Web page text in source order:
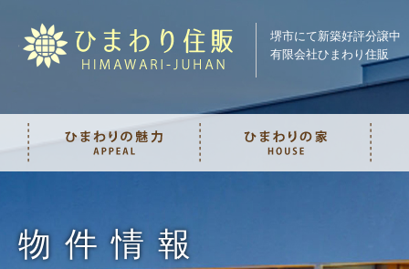
堺市にて新築好評分譲中
有限会社ひまわり住販
物件情報